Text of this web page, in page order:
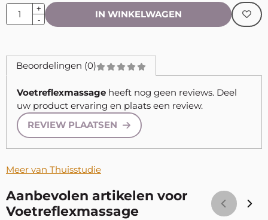
Aantal
+
-
IN WINKELWAGEN
Beoordelingen (0)
Voetreflexmassage heeft nog geen reviews. Deel
uw product ervaring en plaats een review.
REVIEW PLAATSEN
Meer van Thuisstudie
Aanbevolen artikelen voor
Voetreflexmassage